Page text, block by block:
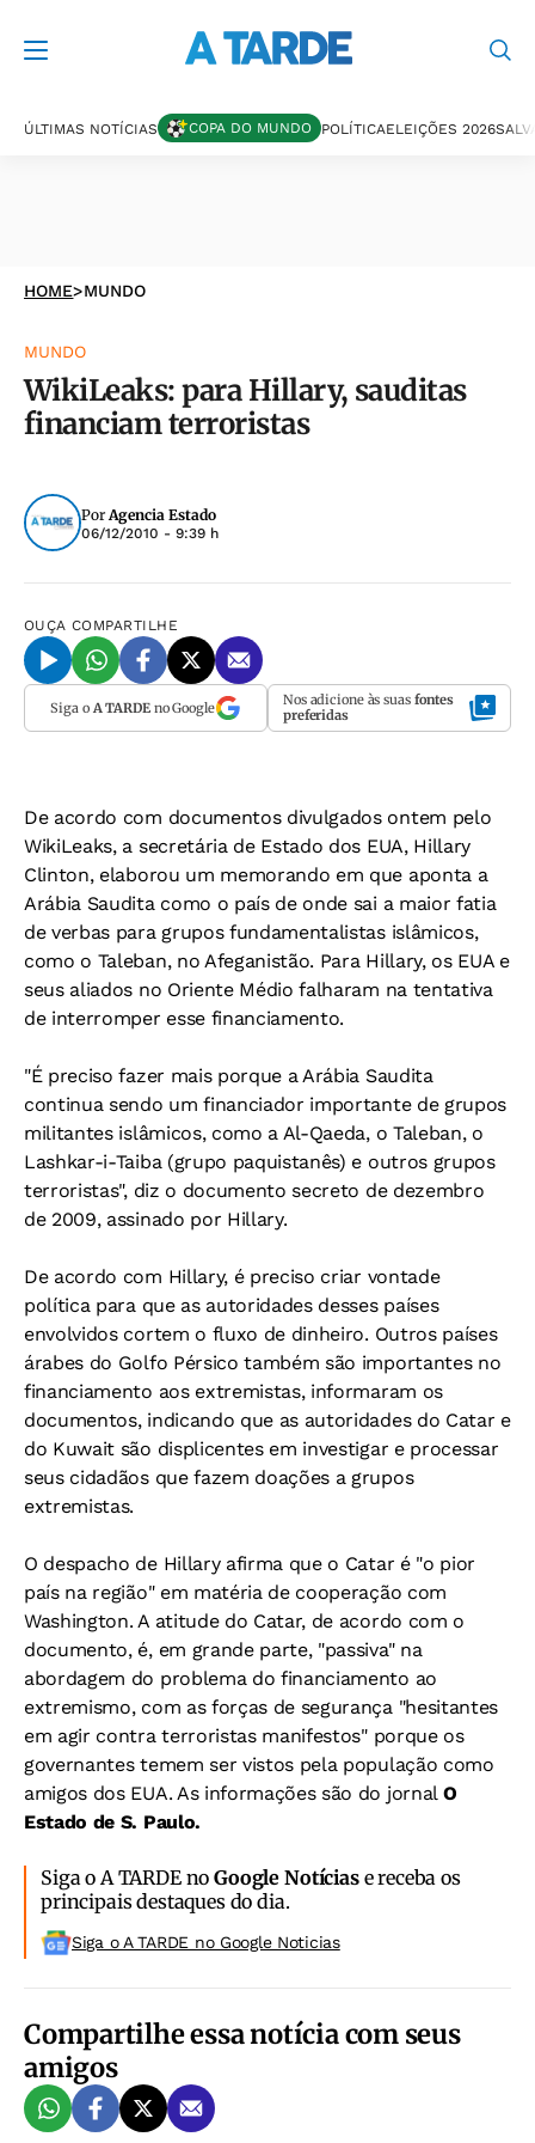
ÚLTIMAS NOTÍCIAS COPA DO MUNDO POLÍTICAELEIÇÕES 2026
HOME>MUNDO
MUNDO
WikiLeaks: para Hillary, sauditas
financiam terroristas
PorAgencia Estado
06/12/2010 - 9:39 h
OUÇA COMPARTILHE
Siga o A TARDEno Google Nos adicione às suas fontes
preferidas
De acordo com documentos divulgados ontem pelo
WikiLeaks, a secretária de Estado dos EUA, Hillary
Clinton, elaborou um memorando em que aponta a
Arábia Saudita como o país de onde sai a maior fatia
de verbas para grupos fundamentalistas islâmicos,
como o Taleban, no Afeganistão. Para Hillary, os EUA e
seus aliados no Oriente Médio falharam na tentativa
de interromper esse financiamento.
"É preciso fazer mais porque a Arábia Saudita
continua sendo um financiador importante de grupos
militantes islâmicos, como a Al-Qaeda, o Taleban, o
Lashkar-i-Taiba (grupo paquistanês) e outros grupos
terroristas", diz o documento secreto de dezembro
de 2009, assinado por Hillary.
De acordo com Hillary, é preciso criar vontade
política para que as autoridades desses países
envolvidos cortem o fluxo de dinheiro. Outros países
árabes do Golfo Pérsico também são importantes no
financiamento aos extremistas, informaram os
documentos, indicando que as autoridades do Catar e
do Kuwait são displicentes em investigar e processar
seus cidadãos que fazem doações a grupos
extremistas.
O despacho de Hillary afirma que o Catar é "o pior
país na região" em matéria de cooperação com
Washington. A atitude do Catar, de acordo com o
documento, é, em grande parte, "passiva" na
abordagem do problema do financiamento ao
extremismo, com as forças de segurança "hesitantes
em agir contra terroristas manifestos" porque os
governantes temem ser vistos pela população como
amigos dos EUA. As informações são do jornal O
Estado de S. Paulo.
Siga o A TARDE noGoogle Notíciase receba os
principais destaques do dia.
Siga o A TARDE no Google Noticias
Compartilhe essa notícia com seus
amigos